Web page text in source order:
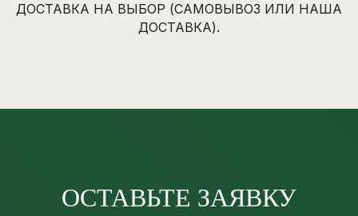
ДОСТАВКА НА ВЫБОР (САМОВЫВОЗ ИЛИ НАША
ДОСТАВКА).
ОСТАВЬТЕ ЗАЯВКУ